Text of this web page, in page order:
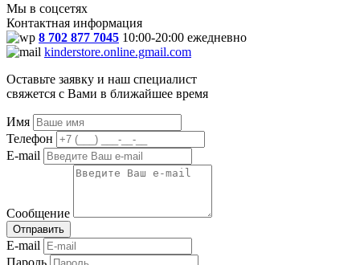
Мы в соцсетях
Контактная информация
8 702 877 7045 10:00-20:00 ежедневно
kinderstore.online.gmail.com
Оставьте заявку и наш специалист
свяжется с Вами в ближайшее время
Имя
Телефон
E-mail
Сообщение
Отправить
E-mail
Пароль